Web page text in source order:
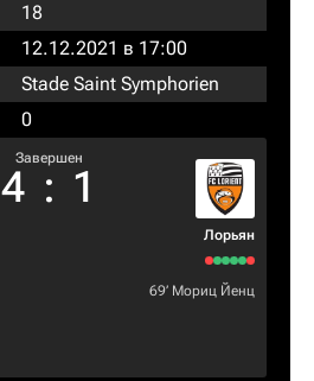
18
12.12.2021 в 17:00
Stade Saint Symphorien
0
Завершен
4 : 1
Лорьян
69‎’‎ Мориц Йенц